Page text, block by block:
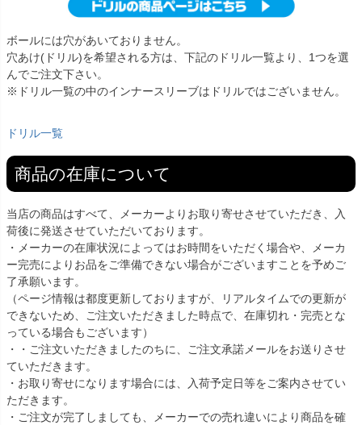
ボールには穴があいておりません。
穴あけ(ドリル)を希望される方は、下記のドリル一覧より、1つを選
んでご注文下さい。
※ドリル一覧の中のインナースリーブはドリルではございません。
ドリル一覧
商品の在庫について
当店の商品はすべて、メーカーよりお取り寄せさせていただき、入
荷後に発送させていただいております。
・メーカーの在庫状況によってはお時間をいただく場合や、メーカ
ー完売によりお品をご準備できない場合がございますことを予めご
了承願います。
（ページ情報は都度更新しておりますが、リアルタイムでの更新が
できないため、ご注文いただきました時点で、在庫切れ・完売とな
っている場合もございます）
・・ご注文いただきましたのちに、ご注文承諾メールをお送りさせ
ていただきます。
・お取り寄せになります場合には、入荷予定日等をご案内させてい
ただきます。
・ご注文が完了しましても、メーカーでの売れ違いにより商品を確